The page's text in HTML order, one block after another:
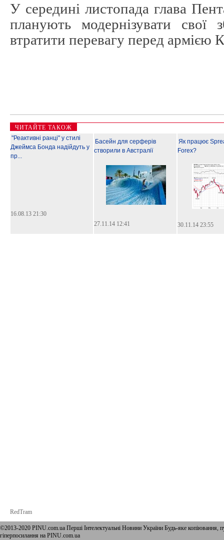
У середині листопада глава
планують модернізувати
втратити перевагу перед армією
ЧИТАЙТЕ ТАКОЖ
"Реактивні ранці" у стилі
Джеймса Бонда надійдуть у
пр...
16.08.13 21:30
Басейн для серферів
створили в Австралії
27.11.14 12:41
Як працює
Forex?
30.11.14 23:55
RedTram
©2013-2020 PINU.com.ua Перші Інтелектуальні Новини України Будь-яке копiювання,
гіперпосилання на PINU.com.ua